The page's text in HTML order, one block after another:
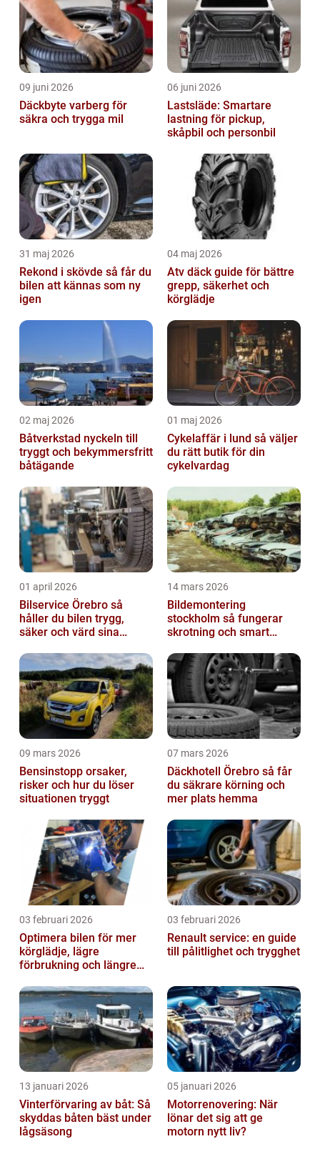
09 juni 2026
Däckbyte varberg för
säkra och trygga mil
06 juni 2026
Lastsläde: Smartare
lastning för pickup,
skåpbil och personbil
31 maj 2026
Rekond i skövde så får du
bilen att kännas som ny
igen
04 maj 2026
Atv däck guide för bättre
grepp, säkerhet och
körglädje
02 maj 2026
Båtverkstad nyckeln till
tryggt och bekymmersfritt
båtägande
01 maj 2026
Cykelaffär i lund så väljer
du rätt butik för din
cykelvardag
01 april 2026
Bilservice Örebro så
håller du bilen trygg,
säker och värd sina
14 mars 2026
Bildemontering
stockholm så fungerar
skrotning och smart
bildelar
09 mars 2026
Bensinstopp orsaker,
risker och hur du löser
situationen tryggt
07 mars 2026
Däckhotell Örebro så får
du säkrare körning och
mer plats hemma
03 februari 2026
Optimera bilen för mer
körglädje, lägre
förbrukning och längre
03 februari 2026
Renault service: en guide
till pålitlighet och trygghet
13 januari 2026
Vinterförvaring av båt: Så
skyddas båten bäst under
lågsäsong
05 januari 2026
Motorrenovering: När
lönar det sig att ge
motorn nytt liv?